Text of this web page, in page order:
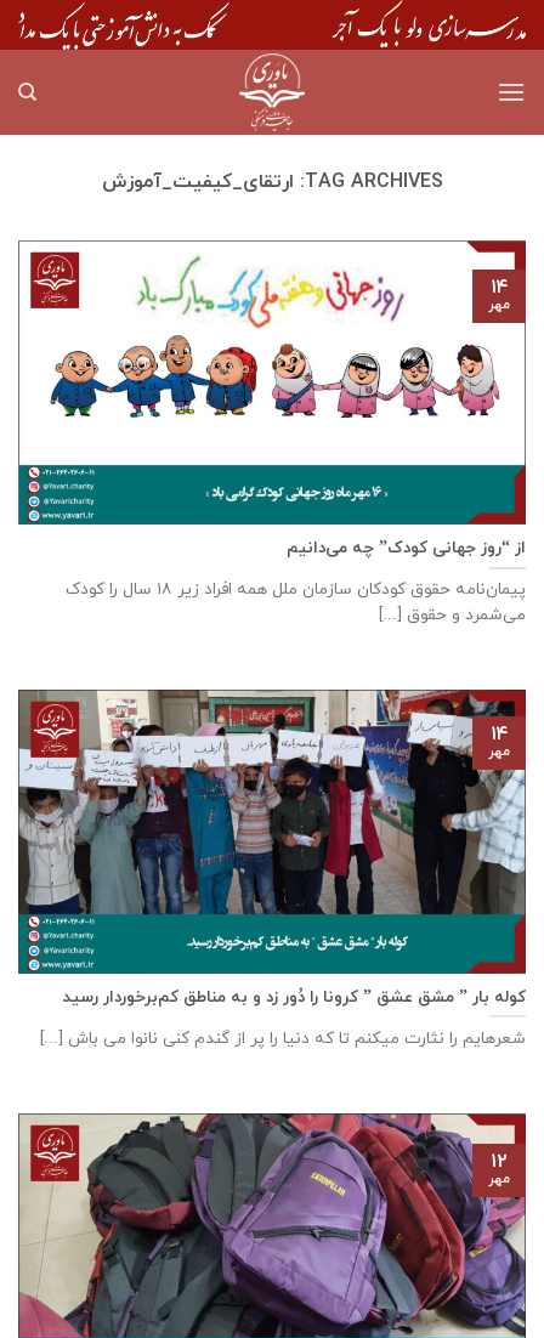
Skip
to
TAG ARCHIVES: ارتقای_کیفیت_آموزش
از “روز جهانی کودک” چه می‌دانیم
پیمان‌نامه‌ حقوق کودکان سازمان ملل همه‌ افراد زیر ۱۸ سال را کودک
می‌شمرد و حقوق [...]
۱۴
مهر
کوله بار ” مشق عشق ” کرونا را دُور زد و به مناطق کم‌برخوردار رسید
شعرهایم را نثارت میکنم تا که دنیا را پر از گندم کنی نانوا می باش [...]
۱۴
مهر
۱۲
مهر